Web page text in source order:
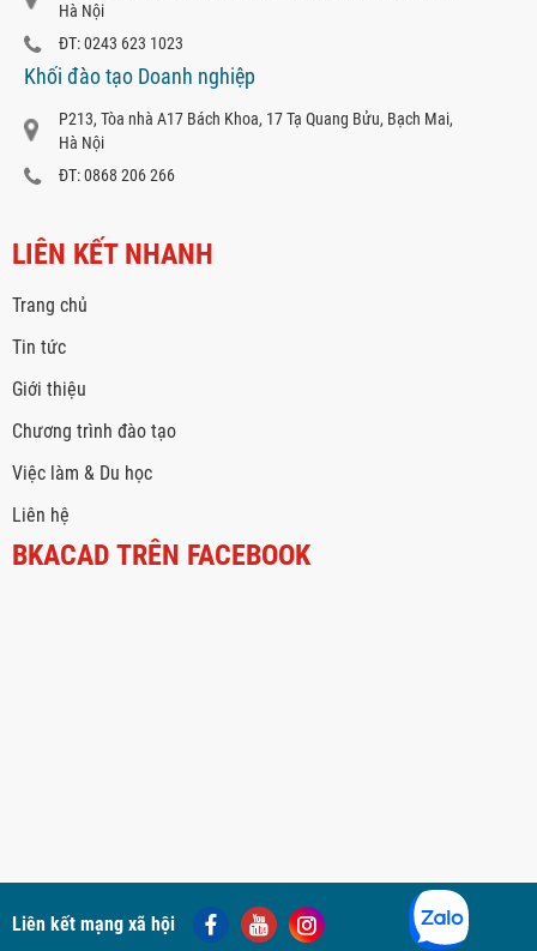
Hà Nội
ĐT: 0243 623 1023
Khối đào tạo Doanh nghiệp
P213, Tòa nhà A17 Bách Khoa, 17 Tạ Quang Bửu, Bạch Mai,
Hà Nội
ĐT: 0868 206 266
LIÊN KẾT NHANH
Trang chủ
Tin tức
Giới thiệu
Chương trình đào tạo
Việc làm & Du học
Liên hệ
BKACAD TRÊN FACEBOOK
Liên kết mạng xã hội